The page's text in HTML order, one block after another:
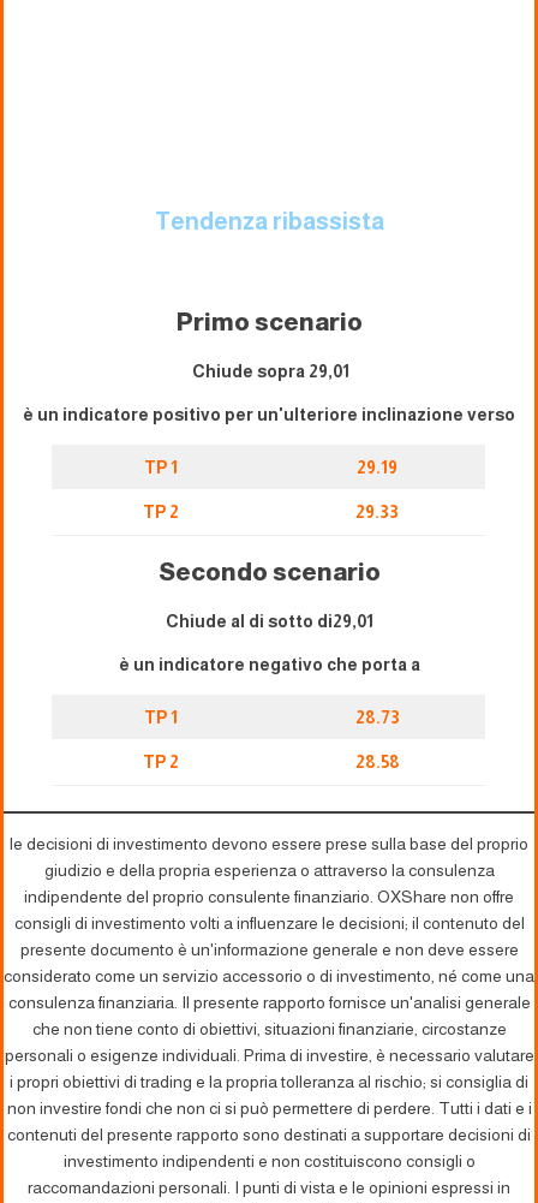
Tendenza ribassista
Primo scenario
Chiude sopra 29,01
è un indicatore positivo per un'ulteriore inclinazione verso
TP 1 29.19
TP 2 29.33
Secondo scenario
Chiude al di sotto di29,01
è un indicatore negativo che porta a
TP 1 28.73
TP 2 28.58
le decisioni di investimento devono essere prese sulla base del proprio
giudizio e della propria esperienza o attraverso la consulenza
indipendente del proprio consulente finanziario. OXShare non offre
consigli di investimento volti a influenzare le decisioni; il contenuto del
presente documento è un'informazione generale e non deve essere
considerato come un servizio accessorio o di investimento, né come una
consulenza finanziaria. Il presente rapporto fornisce un'analisi generale
che non tiene conto di obiettivi, situazioni finanziarie, circostanze
personali o esigenze individuali. Prima di investire, è necessario valutare
i propri obiettivi di trading e la propria tolleranza al rischio; si consiglia di
non investire fondi che non ci si può permettere di perdere. Tutti i dati e i
contenuti del presente rapporto sono destinati a supportare decisioni di
investimento indipendenti e non costituiscono consigli o
raccomandazioni personali. I punti di vista e le opinioni espressi in